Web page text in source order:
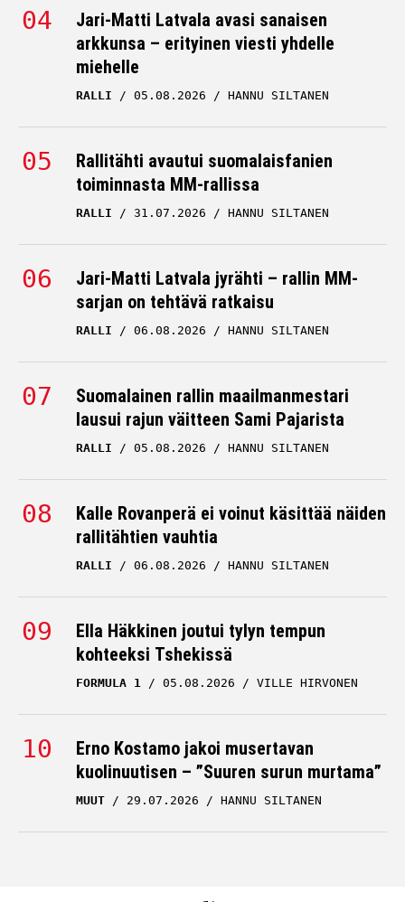
Jari-Matti Latvala avasi sanaisen
arkkunsa – erityinen viesti yhdelle
miehelle
RALLI 05.08.2026 HANNU SILTANEN
Rallitähti avautui suomalaisfanien
toiminnasta MM-rallissa
RALLI 31.07.2026 HANNU SILTANEN
Jari-Matti Latvala jyrähti – rallin MM-
sarjan on tehtävä ratkaisu
RALLI 06.08.2026 HANNU SILTANEN
Suomalainen rallin maailmanmestari
lausui rajun väitteen Sami Pajarista
RALLI 05.08.2026 HANNU SILTANEN
Kalle Rovanperä ei voinut käsittää näiden
rallitähtien vauhtia
RALLI 06.08.2026 HANNU SILTANEN
Ella Häkkinen joutui tylyn tempun
kohteeksi Tshekissä
FORMULA 1 05.08.2026 VILLE HIRVONEN
Erno Kostamo jakoi musertavan
kuolinuutisen – ”Suuren surun murtama”
MUUT 29.07.2026 HANNU SILTANEN